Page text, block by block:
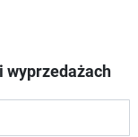
wyprzedażach